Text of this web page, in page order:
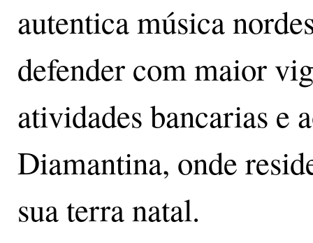
autentica música
defender com maior
atividades bancarias e
Diamantina, onde
sua terra natal.